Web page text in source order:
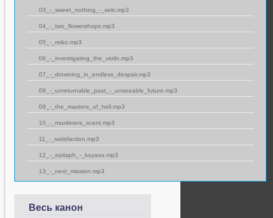
03_-_sweet_nothing_-_seki.mp3
04_-_two_flowershops.mp3
05_-_reiko.mp3
06_-_investigating_the_violin.mp3
07_-_drowning_in_endless_despair.mp3
08_-_unreturnable_past_-_unseeable_future.mp3
09_-_the_masters_of_hell.mp3
10_-_murderers_scent.mp3
11_-_satisfaction.mp3
12_-_epitaph_-_koyasu.mp3
13_-_next_mission.mp3
Весь канон